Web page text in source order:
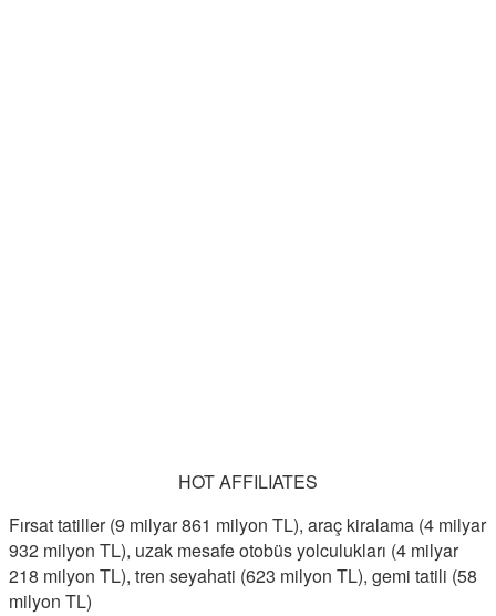
HOT AFFILIATES
Fırsat tatiller (9 milyar 861 milyon TL), araç kiralama (4 milyar
932 milyon TL), uzak mesafe otobüs yolculukları (4 milyar
218 milyon TL), tren seyahati (623 milyon TL), gemi tatili (58
milyon TL)